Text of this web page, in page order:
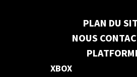
PLAN DU
NOUS
XBOX